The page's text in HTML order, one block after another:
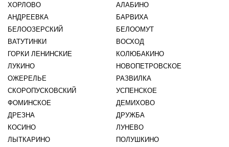
ХОРЛОВО
АЛАБИНО
АНДРЕЕВКА
БАРВИХА
БЕЛООЗЕРСКИЙ
БЕЛООМУТ
ВАТУТИНКИ
ВОСХОД
ГОРКИ ЛЕНИНСКИЕ
КОЛЮБАКИНО
ЛУКИНО
НОВОПЕТРОВСКОЕ
ОЖЕРЕЛЬЕ
РАЗВИЛКА
СКОРОПУСКОВСКИЙ
УСПЕНСКОЕ
ФОМИНСКОЕ
ДЕМИХОВО
ДРЕЗНА
ДРУЖБА
КОСИНО
ЛУНЕВО
ЛЫТКАРИНО
ПОЛУШКИНО